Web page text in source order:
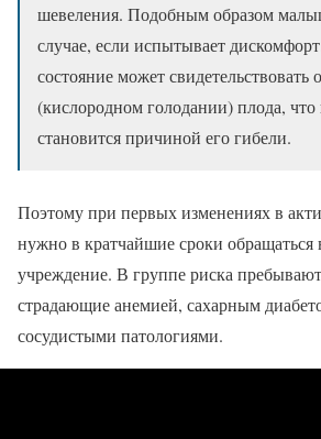
шевеления. Подобным образом
случае, если испытывает
состояние может свидетельствовать
(кислородном голодании) плода, что
становится причиной его гибели.
Поэтому при первых изменениях в
нужно в кратчайшие сроки обращаться
учреждение. В группе риска
страдающие анемией, сахарным
сосудистыми патологиями.